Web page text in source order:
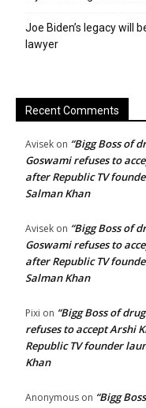
Joe Biden’s legacy will
lawyer
Recent Comments
Avisek on “Bigg Boss of
Goswami refuses to
after Republic TV
Salman Khan
Avisek on “Bigg Boss of
Goswami refuses to
after Republic TV
Salman Khan
Pixi on “Bigg Boss of
refuses to accept Arshi
Republic TV founder
Khan
Anonymous on “Bigg